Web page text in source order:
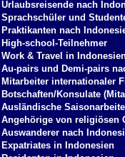
Urlaubsreisende nach
Sprachschüler und
Praktikanten nach
High-school-Teilnehmer
Work & Travel in
Au-pairs und Demi-pairs
Mitarbeiter internationaler
Botschaften/Konsulate
Ausländische
Angehörige von religiösen
Auswanderer nach
Expatriates in Indonesien